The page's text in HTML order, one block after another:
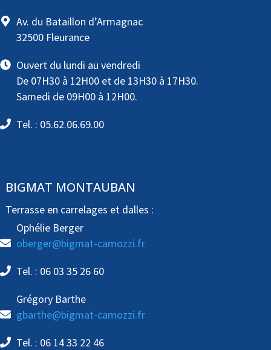
Av. du Bataillon d’Armagnac
32500 Fleurance
Ouvert du lundi au vendredi
De 07H30 à 12H00 et de 13H30 à 17H30.
Samedi de 09H00 à 12H00.
Tel. : 05.62.06.69.00
BIGMAT MONTAUBAN
Terrasse en carrelages et dalles :
Ophélie Berger
oberger@bigmat-camozzi.fr
Tel. : 06 03 35 26 60
Grégory Barthe
gbarthe@bigmat-camozzi.fr
Tel. : 06 14 33 22 46